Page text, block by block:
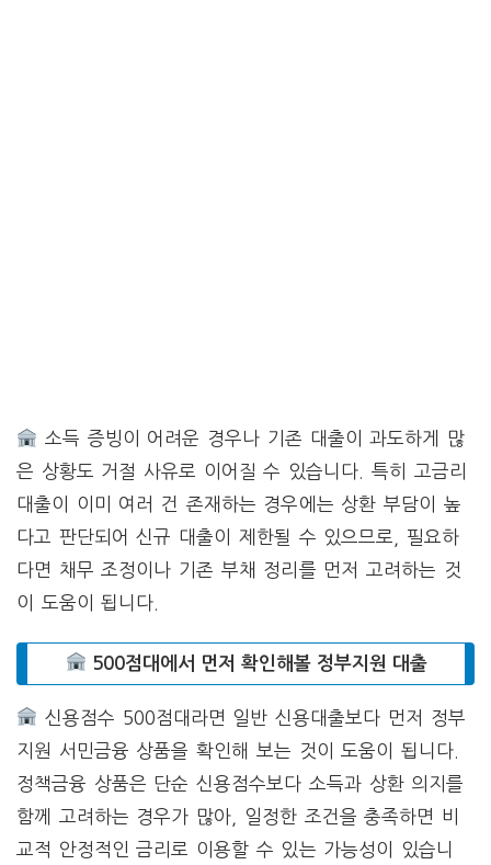
소득 증빙이 어려운 경우나 기존 대출이 과도하게 많
은 상황도 거절 사유로 이어질 수 있습니다. 특히 고금리
대출이 이미 여러 건 존재하는 경우에는 상환 부담이 높
다고 판단되어 신규 대출이 제한될 수 있으므로, 필요하
다면 채무 조정이나 기존 부채 정리를 먼저 고려하는 것
이 도움이 됩니다.
500점대에서 먼저 확인해볼 정부지원 대출
신용점수 500점대라면 일반 신용대출보다 먼저 정부
지원 서민금융 상품을 확인해 보는 것이 도움이 됩니다.
정책금융 상품은 단순 신용점수보다 소득과 상환 의지를
함께 고려하는 경우가 많아, 일정한 조건을 충족하면 비
교적 안정적인 금리로 이용할 수 있는 가능성이 있습니